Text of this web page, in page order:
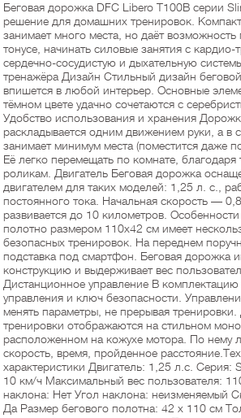
Беговая дорожка DFC Libero T100B серии
решение для домашних тренировок.
занимает много места, но даёт
тонусе, начинать силовые занятия с кардио-
сердечно-сосудистую и дыхательную
тренажёра Дизайн Стильный дизайн
впишется в любой интерьер. Основные
тёмном цвете удачно сочетаются с
Удобство использования и хранения
раскладывается одним движением руки, а в
занимает минимум места (поместится даже
Её легко перемещать по комнате,
роликам. Двигатель Беговая дорожка
двигателем для таких моделей: 1,25 л. с.,
постоянного тока. Начальная скорость —
развивается до 10 километров.
полотно размером 110х42 см имеет
безопасных тренировок. На переднем
подставка под смартфон. Беговая дорожка
конструкцию и выдерживает вес
Дистанционное управление В комплектацию
управления и ключ безопасности.
менять параметры, не прерывая
тренировки отображаются на стильном
расположенном на кожухе мотора. По нему
скорость, время, пройденное
характеристики Двигатель: 1,25 л.с. Серия:
10 км/ч Максимальный вес пользователя:
наклона: Нет Угол наклона: неизменяемый
Да Размер бегового полотна: 42 х 110 см